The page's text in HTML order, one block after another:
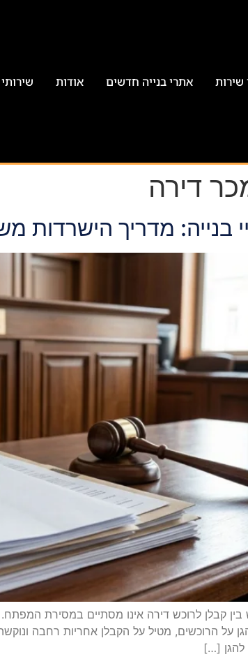
שירות אתרי בנייה חדשים אודות
דירה
בנייה: מדריך הישרדות
בין קבלן לרוכש דירה אינו מסתיים במסירת
על הרוכשים, מטיל על הקבלן אחריות רחבה
להגן […]